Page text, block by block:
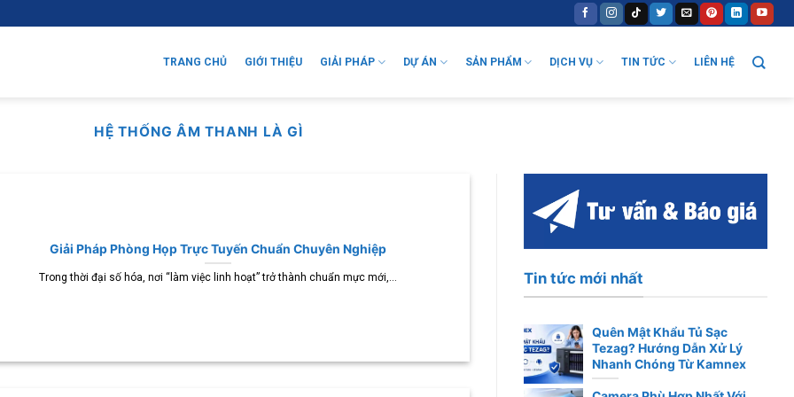
TRANG CHỦ GIỚI THIỆU GIẢI PHÁP DỰ ÁN SẢN PHẨM DỊCH VỤ TIN TỨC LIÊN HỆ
HỆ THỐNG ÂM THANH LÀ GÌ
Giải Pháp Phòng Họp Trực Tuyến Chuẩn Chuyên Nghiệp
Trong thời đại số hóa, nơi “làm việc linh hoạt” trở thành chuẩn mực mới,... Tin tức mới nhất
Quên Mật Khẩu Tủ Sạc
Tezag? Hướng Dẫn Xử Lý
Nhanh Chóng Từ Kamnex